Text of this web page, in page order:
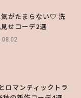
気がたまらない♡ 洗
せコーデ2選
ロマンティックトラ
プレイフルに！ドキ
み目”のつくり方
カスタマイズができ
ルーツ³ フラペチー
ティが可愛すぎ♡ 紀
冷バッグ”は夏の強
ズ9月号増刊】
ースカート”でさり
ニュアンスを楽しめ